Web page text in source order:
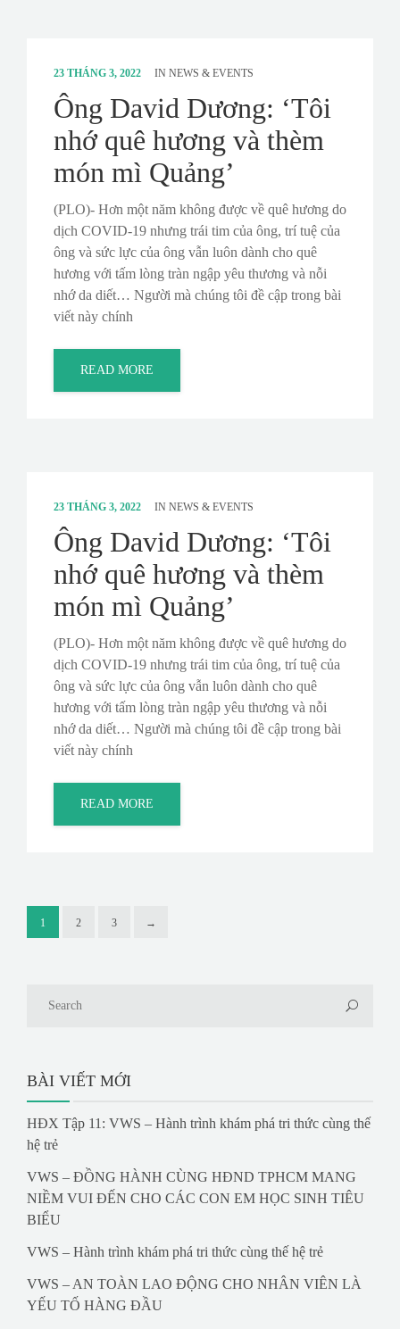
23 THÁNG 3, 2022 IN NEWS & EVENTS
Ông David Dương: ‘Tôi
nhớ quê hương và thèm
món mì Quảng’
(PLO)- Hơn một năm không được về quê hương do
dịch COVID-19 nhưng trái tim của ông, trí tuệ của
ông và sức lực của ông vẫn luôn dành cho quê
hương với tấm lòng tràn ngập yêu thương và nỗi
nhớ da diết… Người mà chúng tôi đề cập trong bài
viết này chính
READ MORE
23 THÁNG 3, 2022 IN NEWS & EVENTS
Ông David Dương: ‘Tôi
nhớ quê hương và thèm
món mì Quảng’
(PLO)- Hơn một năm không được về quê hương do
dịch COVID-19 nhưng trái tim của ông, trí tuệ của
ông và sức lực của ông vẫn luôn dành cho quê
hương với tấm lòng tràn ngập yêu thương và nỗi
nhớ da diết… Người mà chúng tôi đề cập trong bài
viết này chính
READ MORE
1 2 3 →
BÀI VIẾT MỚI
HĐX Tập 11: VWS – Hành trình khám phá tri thức cùng thế
hệ trẻ
VWS – ĐỒNG HÀNH CÙNG HĐND TPHCM MANG
NIỀM VUI ĐẾN CHO CÁC CON EM HỌC SINH TIÊU
BIỂU
VWS – Hành trình khám phá tri thức cùng thế hệ trẻ
VWS – AN TOÀN LAO ĐỘNG CHO NHÂN VIÊN LÀ
YẾU TỐ HÀNG ĐẦU